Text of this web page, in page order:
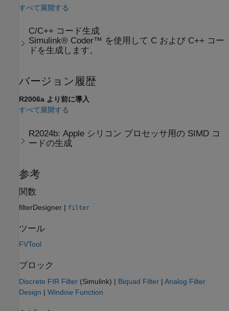
すべて展開する
C/C++ コード生成
Simulink® Coder™ を使用して C および C++ コー
ドを生成します。
バージョン履歴
R2006a より前に導入
すべて展開する
R2024b:Apple シリコン プロセッサ用の SIMD コ
ードの生成
参考
関数
filterDesigner | filter
ツール
FVTool
ブロック
Discrete FIR Filter (Simulink) | Biquad Filter | Analog Filter
Design | Window Function